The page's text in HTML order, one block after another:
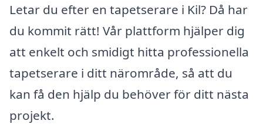
Letar du efter en tapetserare i Kil? Då har
du kommit rätt! Vår plattform hjälper dig
att enkelt och smidigt hitta professionella
tapetserare i ditt närområde, så att du
kan få den hjälp du behöver för ditt nästa
projekt.